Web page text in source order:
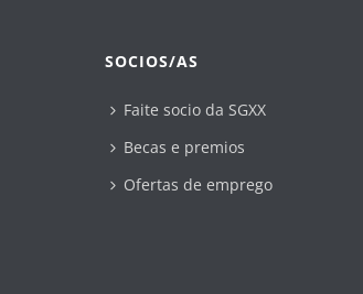
SOCIOS/AS
Faite socio da SGXX
Becas e premios
Ofertas de emprego